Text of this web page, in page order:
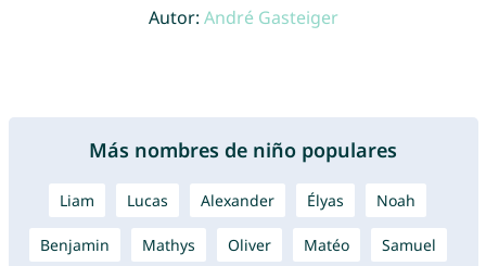
Autor: André Gasteiger
Más nombres de niño populares
Liam Lucas Alexander Élyas Noah
Benjamin Mathys Oliver Matéo Samuel